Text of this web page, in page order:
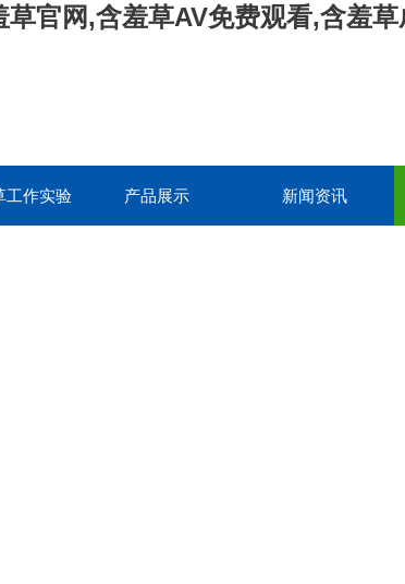
官网,含羞草AV免费观看,含羞草
工作实验 产品展示 新闻资讯